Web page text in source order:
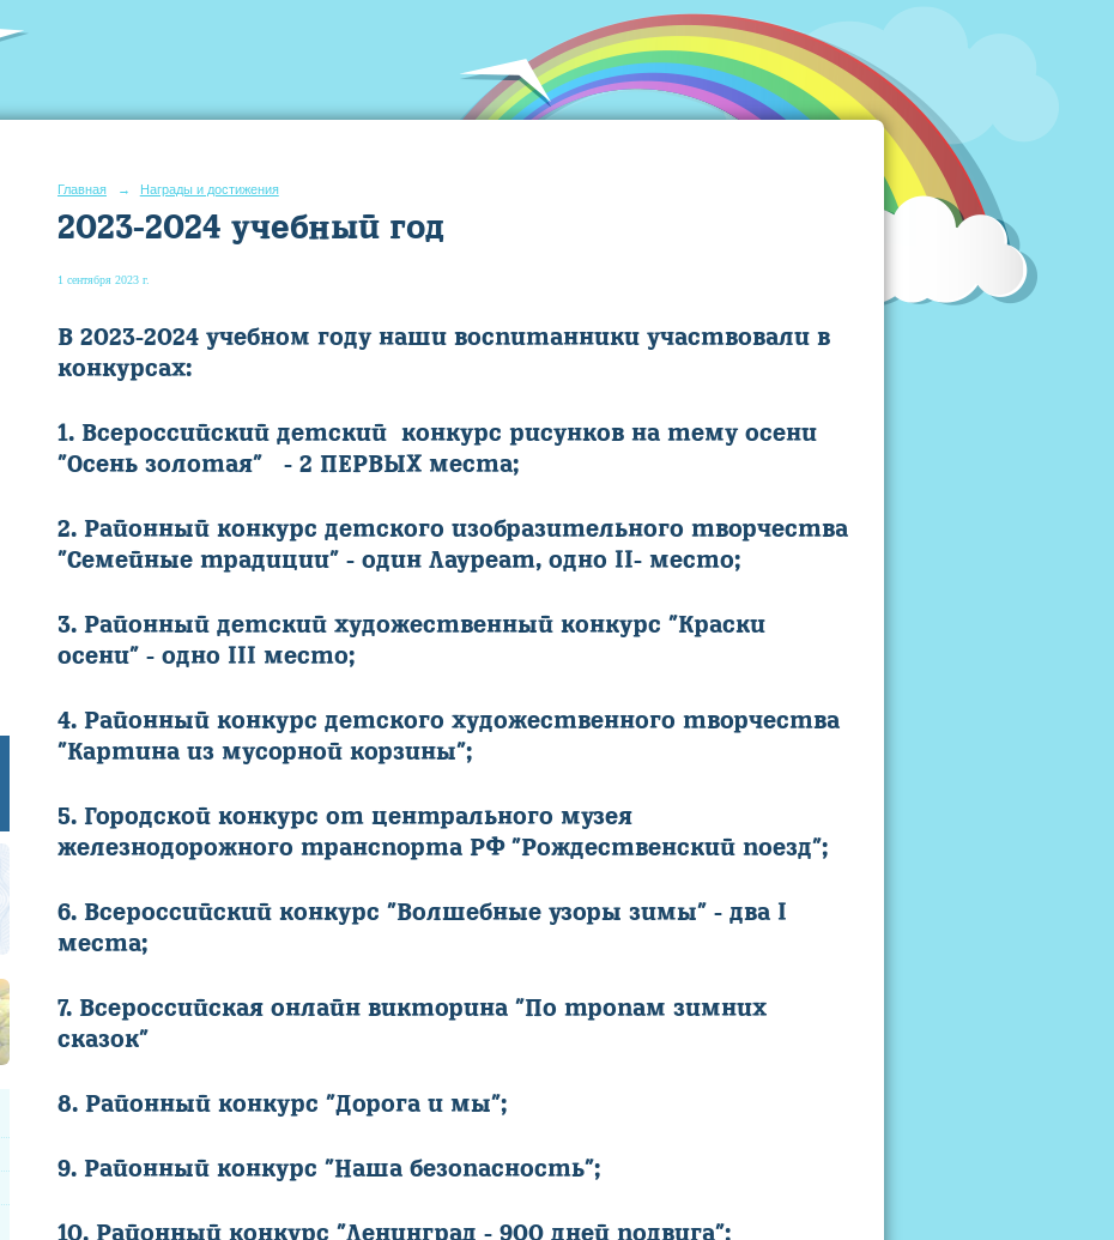
Главная → Награды и достижения
2023-2024 учебный год
1 сентября 2023 г.
В 2023-2024 учебном году наши воспитанники участвовали в
конкурсах:
1. Всероссийский детский конкурс рисунков на тему осени
"Осень золотая" - 2 ПЕРВЫХ места;
2. Районный конкурс детского изобразительного творчества
"Семейные традиции" - один Лауреат, одно II- место;
3. Районный детский художественный конкурс "Краски
осени" - одно III место;
4. Районный конкурс детского художественного творчества
"Картина из мусорной корзины";
5. Городской конкурс от центрального музея
железнодорожного транспорта РФ "Рождественский поезд";
6. Всероссийский конкурс "Волшебные узоры зимы" - два I
места;
7. Всеросcийская онлайн викторина "По тропам зимних
сказок"
8. Районный конкурс "Дорога и мы";
9. Районный конкурс "Наша безопасность";
10. Районный конкурс "Ленинград - 900 дней подвига";